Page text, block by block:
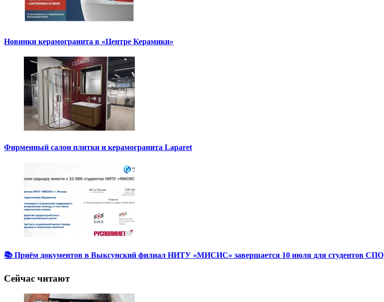
Новинки керамогранита в «Центре Керамики»
Фирменный салон плитки и керамогранита Laparet
📚 Приём документов в Выксунский филиал НИТУ «МИСИС» завершается 10 июля для студентов СПО
Сейчас читают